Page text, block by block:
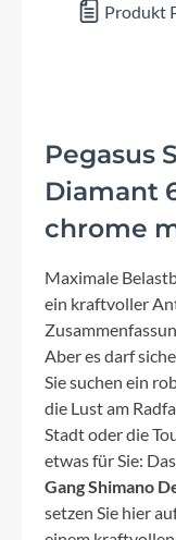
Produkt
Pegasus
Diamant
chrome
Maximale
ein kraftvoller
Aber es darf
Sie suchen ein
die Lust am
Stadt oder die
etwas für Sie:
Gang Shimano
setzen Sie hier